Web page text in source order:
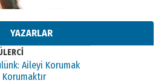
YAZARLAR
Aileyi Korumak
Pazartesi
Aileyi Korumak